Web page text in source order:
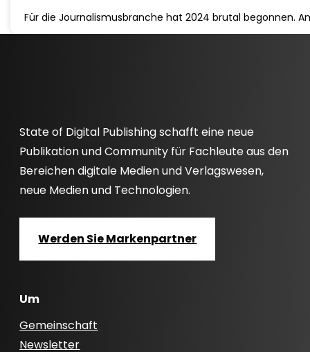
Für die Journalismusbranche hat 2024 brutal begonnen.
State of Digital Publishing schafft eine neue
Publikation und Community für Fachleute aus den
Bereichen digitale Medien und Verlagswesen,
neue Medien und Technologien.
Werden Sie Markenpartner
Um
Gemeinschaft
Newsletter